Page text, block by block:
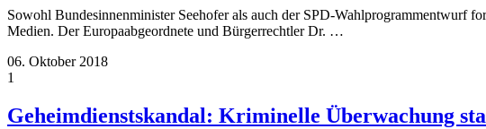
Sowohl Bundesinnenminister Seehofer als auch der SPD-Wahlprogrammentwurf
Medien. Der Europaabgeordnete und Bürgerrechtler Dr. …
06. Oktober 2018
1
Geheimdienstskandal: Kriminelle Überwachung